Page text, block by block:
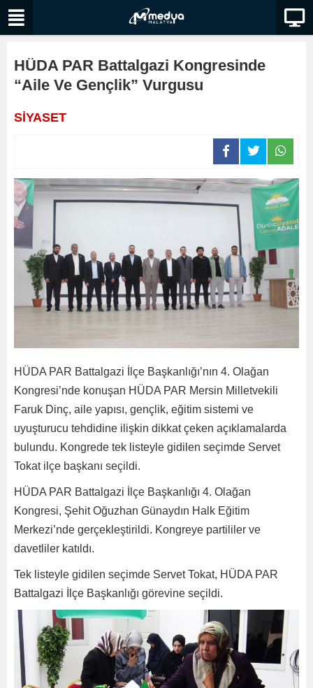
HÜDA PAR Battalgazi Kongresinde
“Aile Ve Gençlik” Vurgusu
SİYASET
HÜDA PAR Battalgazi İlçe Başkanlığı’nın 4. Olağan
Kongresi’nde konuşan HÜDA PAR Mersin Milletvekili
Faruk Dinç, aile yapısı, gençlik, eğitim sistemi ve
uyuşturucu tehdidine ilişkin dikkat çeken açıklamalarda
bulundu. Kongrede tek listeyle gidilen seçimde Servet
Tokat ilçe başkanı seçildi.
HÜDA PAR Battalgazi İlçe Başkanlığı 4. Olağan
Kongresi, Şehit Oğuzhan Günaydın Halk Eğitim
Merkezi’nde gerçekleştirildi. Kongreye partililer ve
davetliler katıldı.
Tek listeyle gidilen seçimde Servet Tokat, HÜDA PAR
Battalgazi İlçe Başkanlığı görevine seçildi.